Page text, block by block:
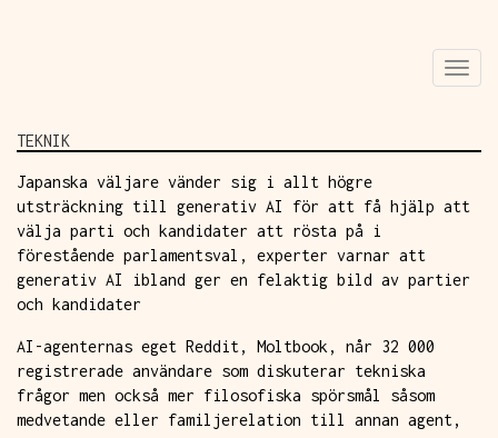
TEKNIK
Japanska väljare vänder sig i allt högre
utsträckning till generativ AI för att få hjälp att
välja parti och kandidater att rösta på i
förestående parlamentsval, experter varnar att
generativ AI ibland ger en felaktig bild av partier
och kandidater
AI-agenternas eget Reddit, Moltbook, når 32 000
registrerade användare som diskuterar tekniska
frågor men också mer filosofiska spörsmål såsom
medvetande eller familjerelation till annan agent,